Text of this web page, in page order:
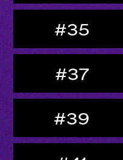
#35
#37
#39